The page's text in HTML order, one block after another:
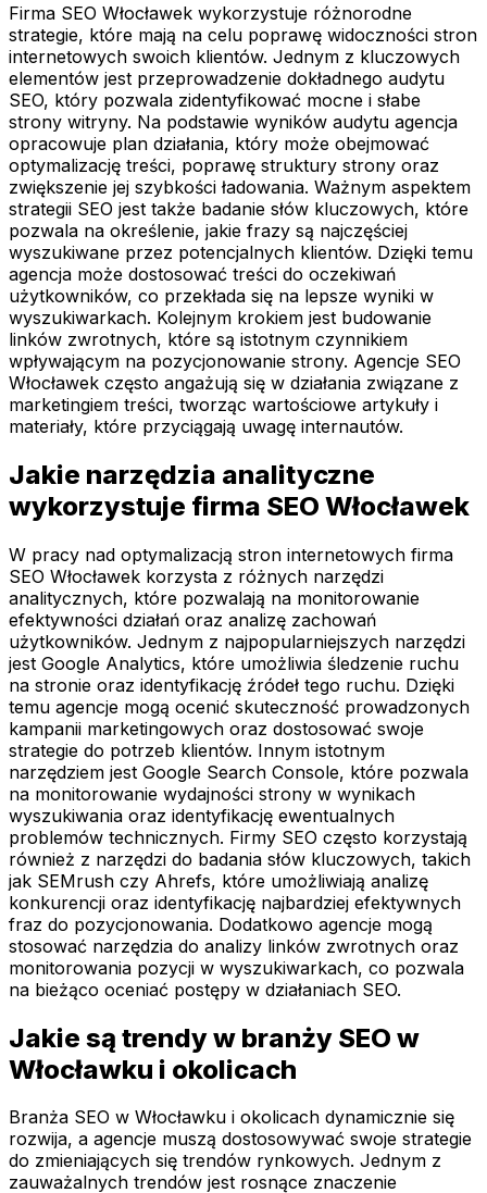
Firma SEO Włocławek wykorzystuje różnorodne
strategie, które mają na celu poprawę widoczności stron
internetowych swoich klientów. Jednym z kluczowych
elementów jest przeprowadzenie dokładnego audytu
SEO, który pozwala zidentyfikować mocne i słabe
strony witryny. Na podstawie wyników audytu agencja
opracowuje plan działania, który może obejmować
optymalizację treści, poprawę struktury strony oraz
zwiększenie jej szybkości ładowania. Ważnym aspektem
strategii SEO jest także badanie słów kluczowych, które
pozwala na określenie, jakie frazy są najczęściej
wyszukiwane przez potencjalnych klientów. Dzięki temu
agencja może dostosować treści do oczekiwań
użytkowników, co przekłada się na lepsze wyniki w
wyszukiwarkach. Kolejnym krokiem jest budowanie
linków zwrotnych, które są istotnym czynnikiem
wpływającym na pozycjonowanie strony. Agencje SEO
Włocławek często angażują się w działania związane z
marketingiem treści, tworząc wartościowe artykuły i
materiały, które przyciągają uwagę internautów.
Jakie narzędzia analityczne
wykorzystuje firma SEO Włocławek
W pracy nad optymalizacją stron internetowych firma
SEO Włocławek korzysta z różnych narzędzi
analitycznych, które pozwalają na monitorowanie
efektywności działań oraz analizę zachowań
użytkowników. Jednym z najpopularniejszych narzędzi
jest Google Analytics, które umożliwia śledzenie ruchu
na stronie oraz identyfikację źródeł tego ruchu. Dzięki
temu agencje mogą ocenić skuteczność prowadzonych
kampanii marketingowych oraz dostosować swoje
strategie do potrzeb klientów. Innym istotnym
narzędziem jest Google Search Console, które pozwala
na monitorowanie wydajności strony w wynikach
wyszukiwania oraz identyfikację ewentualnych
problemów technicznych. Firmy SEO często korzystają
również z narzędzi do badania słów kluczowych, takich
jak SEMrush czy Ahrefs, które umożliwiają analizę
konkurencji oraz identyfikację najbardziej efektywnych
fraz do pozycjonowania. Dodatkowo agencje mogą
stosować narzędzia do analizy linków zwrotnych oraz
monitorowania pozycji w wyszukiwarkach, co pozwala
na bieżąco oceniać postępy w działaniach SEO.
Jakie są trendy w branży SEO w
Włocławku i okolicach
Branża SEO w Włocławku i okolicach dynamicznie się
rozwija, a agencje muszą dostosowywać swoje strategie
do zmieniających się trendów rynkowych. Jednym z
zauważalnych trendów jest rosnące znaczenie